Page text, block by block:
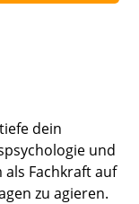
dein
und
Fachkraft auf
zu agieren.